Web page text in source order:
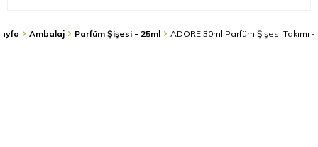
Ambalaj Parfüm Şişesi - 25ml ADORE 30ml Parfüm Şişesi Takımı